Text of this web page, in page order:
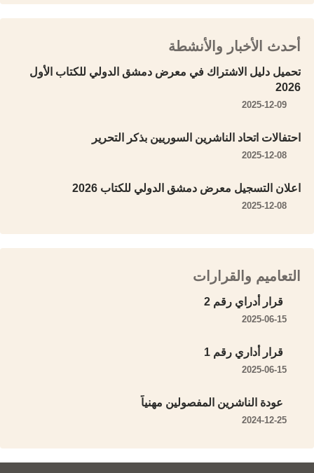
أحدث الأخبار والأنشطة
تحميل دليل الاشتراك في معرض دمشق الدولي للكتاب الأول
2026
2025-12-09
احتفالات اتحاد الناشرين السوريين بذكر التحرير
2025-12-08
اعلان التسجيل معرض دمشق الدولي للكتاب 2026
2025-12-08
التعاميم والقرارات
قرار أدراي رقم 2
2025-06-15
قرار أداري رقم 1
2025-06-15
عودة الناشرين المفصولين مهنياً
2024-12-25